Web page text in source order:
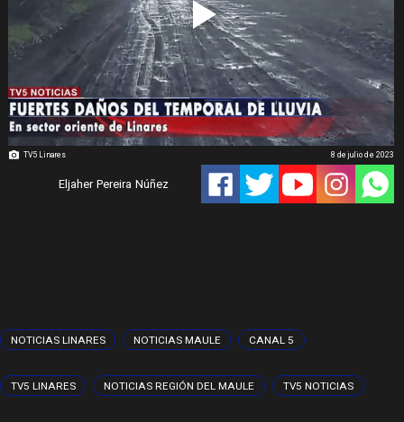
TV5 Linares
Eljaher Pereira Núñez
8 de julio de 2023
NOTICIAS LINARES NOTICIAS MAULE CANAL 5
TV5 LINARES NOTICIAS REGIÓN DEL MAULE TV5 NOTICIAS